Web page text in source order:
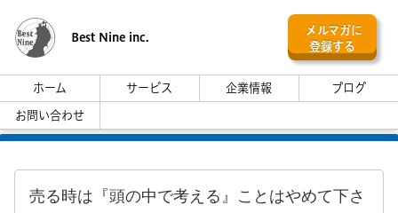
Best Nine inc.
メルマガに
登録する
ホーム サービス 企業情報
ブログ
お問い合わせ
売る時は『頭の中で考える』ことはやめて下さ